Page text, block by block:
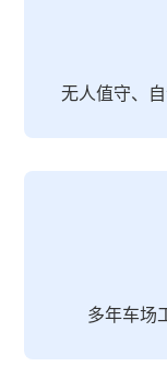
无人值守、
多年车场